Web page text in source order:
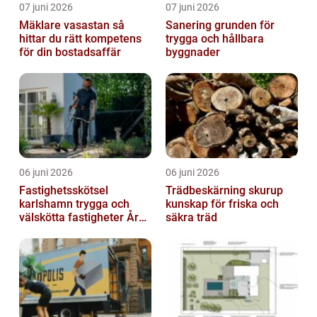
07 juni 2026
Mäklare vasastan så
hittar du rätt kompetens
för din bostadsaffär
07 juni 2026
Sanering grunden för
trygga och hållbara
byggnader
06 juni 2026
Fastighetsskötsel
karlshamn trygga och
välskötta fastigheter Året
06 juni 2026
Trädbeskärning skurup
kunskap för friska och
säkra träd